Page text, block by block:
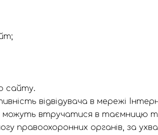
сайту.
відвідувача в мережі
можуть втручатися в таємницю
правоохоронних органів, за